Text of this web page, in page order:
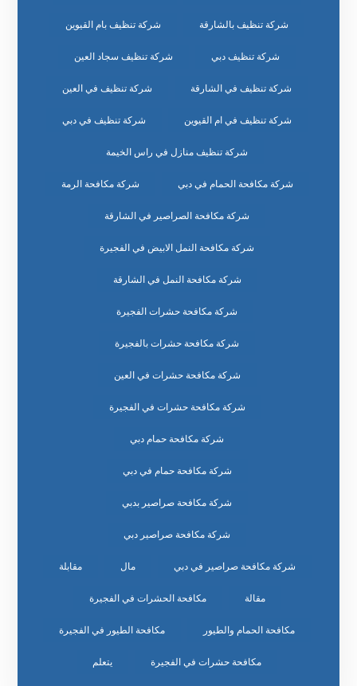
شركة تنظيف بالشارقة شركة تنظيف بام القيوين
شركة تنظيف دبي شركة تنظيف سجاد العين
شركة تنظيف في الشارقة شركة تنظيف في العين
شركة تنظيف في ام القيوين شركة تنظيف في دبي
شركة تنظيف منازل في راس الخيمة
شركة مكافحة الحمام في دبي شركة مكافحة الرمة
شركة مكافحة الصراصير في الشارقة
شركة مكافحة النمل الابيض في الفجيرة
شركة مكافحة النمل في الشارقة
شركة مكافحة حشرات الفجيرة
شركة مكافحة حشرات بالفجيرة
شركة مكافحة حشرات في العين
شركة مكافحة حشرات في الفجيرة
شركة مكافحة حمام دبي
شركة مكافحة حمام في دبي
شركة مكافحة صراصير بدبي
شركة مكافحة صراصير دبي
شركة مكافحة صراصير في دبي مال مقابلة
مقالة مكافحة الحشرات في الفجيرة
مكافحة الحمام والطيور مكافحة الطيور في الفجيرة
مكافحة حشرات في الفجيرة يتعلم